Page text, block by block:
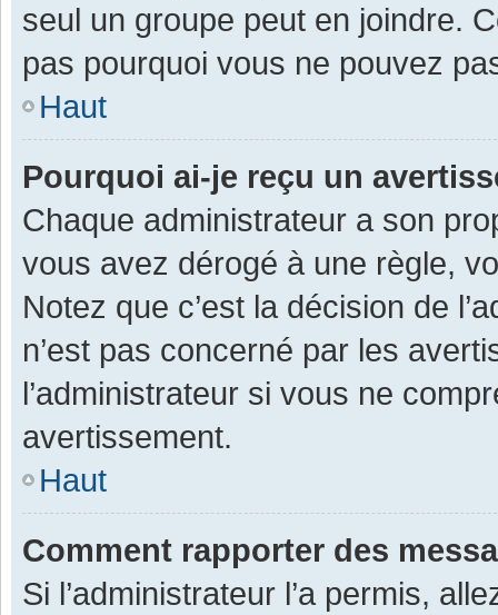
seul un groupe peut en joindre.
pas pourquoi vous ne pouvez
Haut
Pourquoi ai-je reçu un
Chaque administrateur a son
vous avez dérogé à une règle,
Notez que c’est la décision de
n’est pas concerné par les
l’administrateur si vous ne
avertissement.
Haut
Comment rapporter des
Si l’administrateur l’a permis,